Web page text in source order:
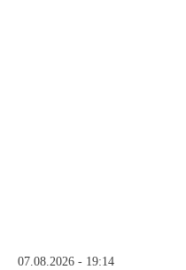
07.08.2026 - 19:14